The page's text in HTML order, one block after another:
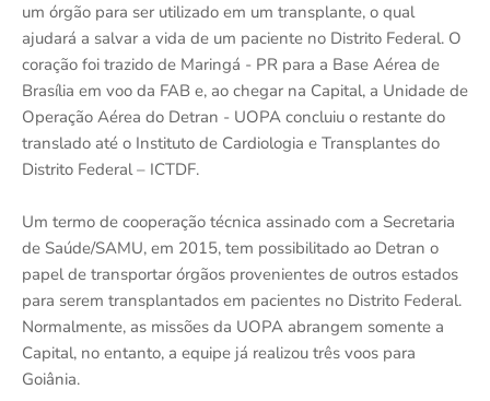
um órgão para ser utilizado em um transplante, o qual
ajudará a salvar a vida de um paciente no Distrito Federal. O
coração foi trazido de Maringá - PR para a Base Aérea de
Brasília em voo da FAB e, ao chegar na Capital, a Unidade de
Operação Aérea do Detran - UOPA concluiu o restante do
translado até o Instituto de Cardiologia e Transplantes do
Distrito Federal – ICTDF.
Um termo de cooperação técnica assinado com a Secretaria
de Saúde/SAMU, em 2015, tem possibilitado ao Detran o
papel de transportar órgãos provenientes de outros estados
para serem transplantados em pacientes no Distrito Federal.
Normalmente, as missões da UOPA abrangem somente a
Capital, no entanto, a equipe já realizou três voos para
Goiânia.